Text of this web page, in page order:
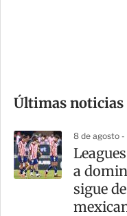
m
a
r
t
Últimas noticias
8 de agosto
a
sigue